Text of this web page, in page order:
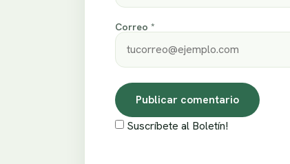
Correo *
Suscríbete al Boletín!